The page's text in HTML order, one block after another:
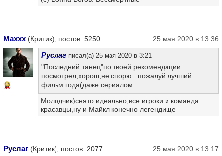
Maxxx (Критик), постов: 5250 25 мая 2020 в 13:36
13
Руслаг писал(а) 25 мая 2020 в 3:21
"Последний танец"по твоей рекомендации
посмотрел,хорош,не спорю...пожалуй лучший
фильм года(даже сериалом ...
Молодчик)снято идеально,все игроки и команда
красавцы,ну и Майкл конечно легендище
Руслаг (Критик), постов: 2077 25 мая 2020 в 13:17